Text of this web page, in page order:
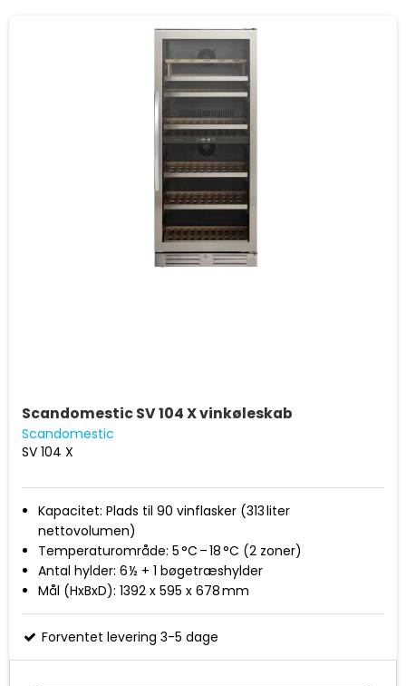
Scandomestic SV 104 X vinkøleskab
Scandomestic
SV 104 X
Kapacitet: Plads til 90 vinflasker (313 liter
nettovolumen)
Temperaturområde: 5 °C – 18 °C (2 zoner)
Antal hylder: 6 ½ + 1 bøgetræshylder
Mål (HxBxD): 1392 x 595 x 678 mm
Støjniveau: 39 dB(A)
Forventet levering 3-5 dage